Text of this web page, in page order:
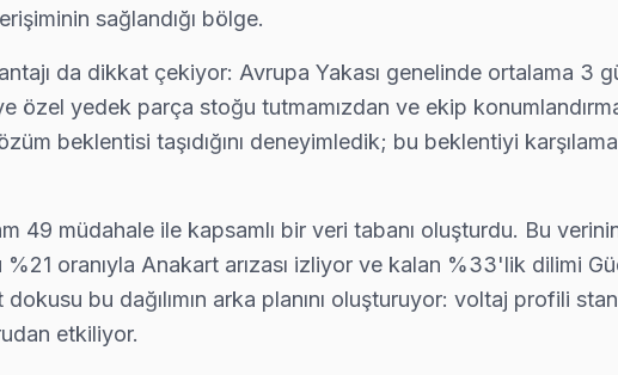
arıza fotoğrafını WhatsApp'tan gönderin — 15 dakika içinde yazılı
sağlandığı bölge.
da dikkat çekiyor: Avrupa Yakası genelinde ortalama 3
yedek parça stoğu tutmamızdan ve ekip
beklentisi taşıdığını deneyimledik; bu beklentiyi
müdahale ile kapsamlı bir veri tabanı oluşturdu. Bu verinin
oranıyla Anakart arızası izliyor ve kalan %33'lik dilimi
bu dağılımın arka planını oluşturuyor: voltaj profili
etkiliyor.